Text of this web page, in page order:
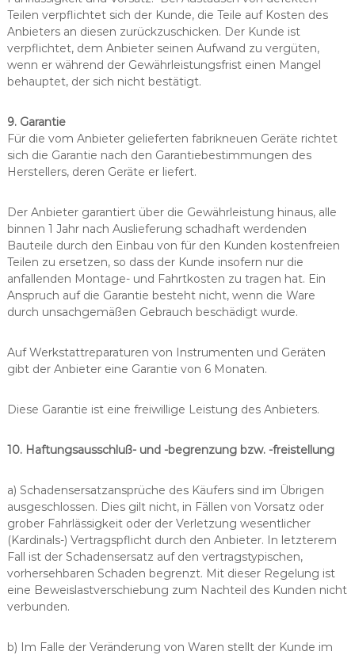
Teilen verpflichtet sich der Kunde, die Teile auf Kosten des
Anbieters an diesen zurückzuschicken. Der Kunde ist
verpflichtet, dem Anbieter seinen Aufwand zu vergüten,
wenn er während der Gewährleistungsfrist einen Mangel
behauptet, der sich nicht bestätigt.
9. Garantie
Für die vom Anbieter gelieferten fabrikneuen Geräte richtet
sich die Garantie nach den Garantiebestimmungen des
Herstellers, deren Geräte er liefert.
Der Anbieter garantiert über die Gewährleistung hinaus, alle
binnen 1 Jahr nach Auslieferung schadhaft werdenden
Bauteile durch den Einbau von für den Kunden kostenfreien
Teilen zu ersetzen, so dass der Kunde insofern nur die
anfallenden Montage- und Fahrtkosten zu tragen hat. Ein
Anspruch auf die Garantie besteht nicht, wenn die Ware
durch unsachgemäßen Gebrauch beschädigt wurde.
Auf Werkstattreparaturen von Instrumenten und Geräten
gibt der Anbieter eine Garantie von 6 Monaten.
Diese Garantie ist eine freiwillige Leistung des Anbieters.
10. Haftungsausschluß- und -begrenzung bzw. -freistellung
a) Schadensersatzansprüche des Käufers sind im Übrigen
ausgeschlossen. Dies gilt nicht, in Fällen von Vorsatz oder
grober Fahrlässigkeit oder der Verletzung wesentlicher
(Kardinals-) Vertragspflicht durch den Anbieter. In letzterem
Fall ist der Schadensersatz auf den vertragstypischen,
vorhersehbaren Schaden begrenzt. Mit dieser Regelung ist
eine Beweislastverschiebung zum Nachteil des Kunden nicht
verbunden.
b) Im Falle der Veränderung von Waren stellt der Kunde im